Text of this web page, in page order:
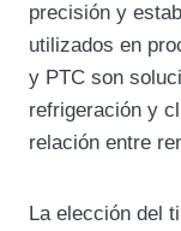
precisión y
utilizados en
y PTC son
refrigeración y
relación entre
La elección del